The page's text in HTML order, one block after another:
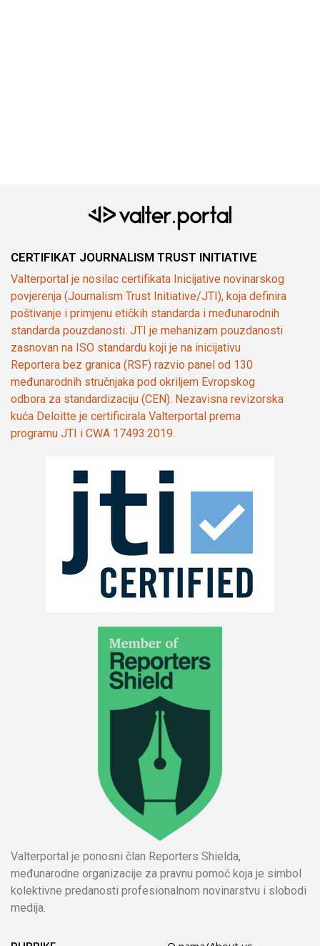
CERTIFIKAT JOURNALISM TRUST INITIATIVE
Valterportal je nosilac certifikata Inicijative novinarskog
povjerenja (Journalism Trust Initiative/JTI), koja definira
poštivanje i primjenu etičkih standarda i međunarodnih
standarda pouzdanosti. JTI je mehanizam pouzdanosti
zasnovan na ISO standardu koji je na inicijativu
Reportera bez granica (RSF) razvio panel od 130
međunarodnih stručnjaka pod okriljem Evropskog
odbora za standardizaciju (CEN). Nezavisna revizorska
kuća Deloitte je certificirala Valterportal prema
programu JTI i CWA 17493:2019.
Valterportal je ponosni član Reporters Shielda,
međunarodne organizacije za pravnu pomoć koja je simbol
kolektivne predanosti profesionalnom novinarstvu i slobodi
medija.